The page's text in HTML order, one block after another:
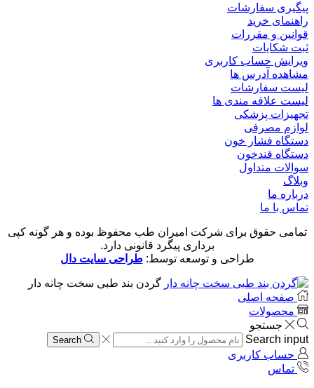
پیگیری سفارشات
راهنمای خرید
قوانین و مقررات
ثبت شکایات
ویرایش حساب کاربری
مشاهده آدرس ها
لیست سفارشات
لیست علاقه مندی ها
تجهیزات پزشکی
لوازم مصرفی
دستگاه فشار خون
دستگاه قندخون
سوالات متداول
وبلاگ
درباره ما
تماس با ما
تمامی حقوق برای شرکت امیران طب محفوظ بوده و هر گونه کپی
برداری پیگرد قانونی دارد.
طراحی و توسعه توسط:طراحی سایت دال
گردن بند طبی سخت چانه دار
صفحه اصلی
محصولات
جستجو
Search input
Search
حساب کاربری
تماس